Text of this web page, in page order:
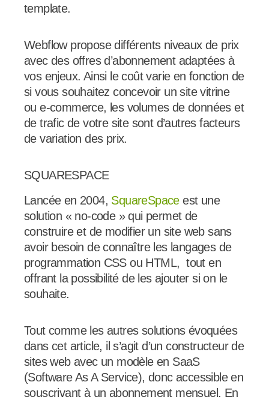
template.
Webflow propose différents niveaux de prix
avec des offres d’abonnement adaptées à
vos enjeux. Ainsi le coût varie en fonction de
si vous souhaitez concevoir un site vitrine
ou e-commerce, les volumes de données et
de trafic de votre site sont d’autres facteurs
de variation des prix.
SQUARESPACE
Lancée en 2004, SquareSpaceest une
solution « no-code » qui permet de
construire et de modifier un site web sans
avoir besoin de connaître les langages de
programmation CSS ou HTML, tout en
offrant la possibilité de les ajouter si on le
souhaite.
Tout comme les autres solutions évoquées
dans cet article, il s’agit d’un constructeur de
sites web avec un modèle en SaaS
(Software As A Service), donc accessible en
souscrivant à un abonnement mensuel. En